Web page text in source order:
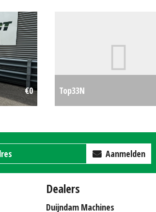
€0 Top33N
Aanmelden
Dealers
Duijndam Machines